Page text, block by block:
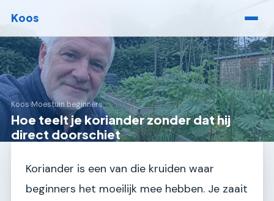
Koos
Koos›Moestuin beginners
Hoe teelt je koriander zonder dat hij
direct doorschiet
Koriander is een van die kruiden waar
beginners het moeilijk mee hebben. Je zaait